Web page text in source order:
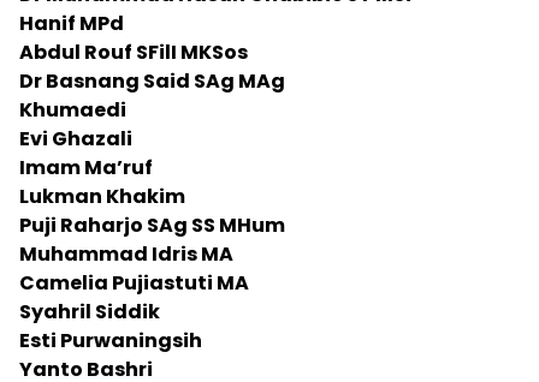
Hanif MPd
Abdul Rouf SFilI MKSos
Dr Basnang Said SAg MAg
Khumaedi
Evi Ghazali
Imam Ma’ruf
Lukman Khakim
Puji Raharjo SAg SS MHum
Muhammad Idris MA
Camelia Pujiastuti MA
Syahril Siddik
Esti Purwaningsih
Yanto Bashri